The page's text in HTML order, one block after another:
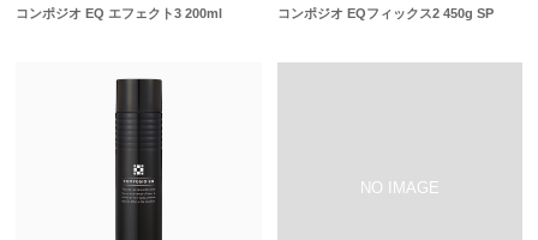
コンポジオ EQ エフェクト3 200ml コンポジオ EQフィックス2 450g SP